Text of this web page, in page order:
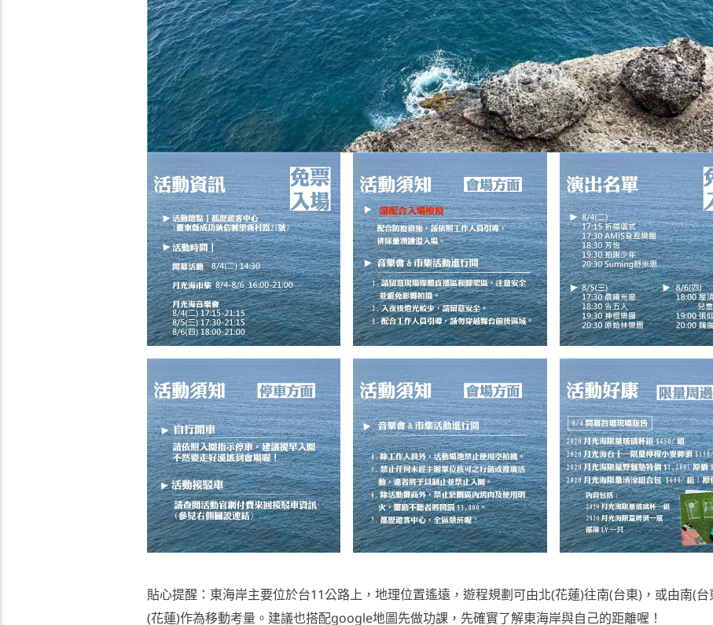
貼心提醒：東海岸主要位於台11公路上，地理位置遙遠，遊程規劃可由北(花蓮)往南(台東)，或由南(台
(花蓮)作為移動考量。建議也搭配google地圖先做功課，先確實了解東海岸與自己的距離喔！